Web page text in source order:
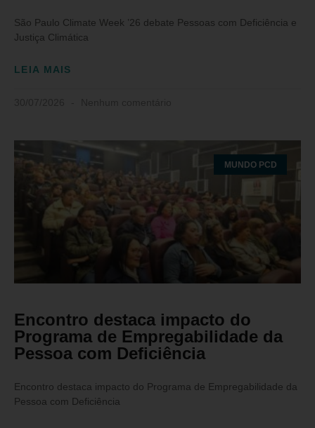
São Paulo Climate Week ’26 debate Pessoas com Deficiência e
Justiça Climática
LEIA MAIS
MUNDO PCD
Encontro destaca impacto do
Programa de Empregabilidade da
Pessoa com Deficiência
Encontro destaca impacto do Programa de Empregabilidade da
Pessoa com Deficiência